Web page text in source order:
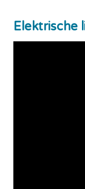
Elektrische